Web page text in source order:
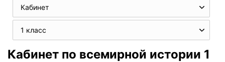
Кабинет
1 класс
Кабинет по всемирной истории 1